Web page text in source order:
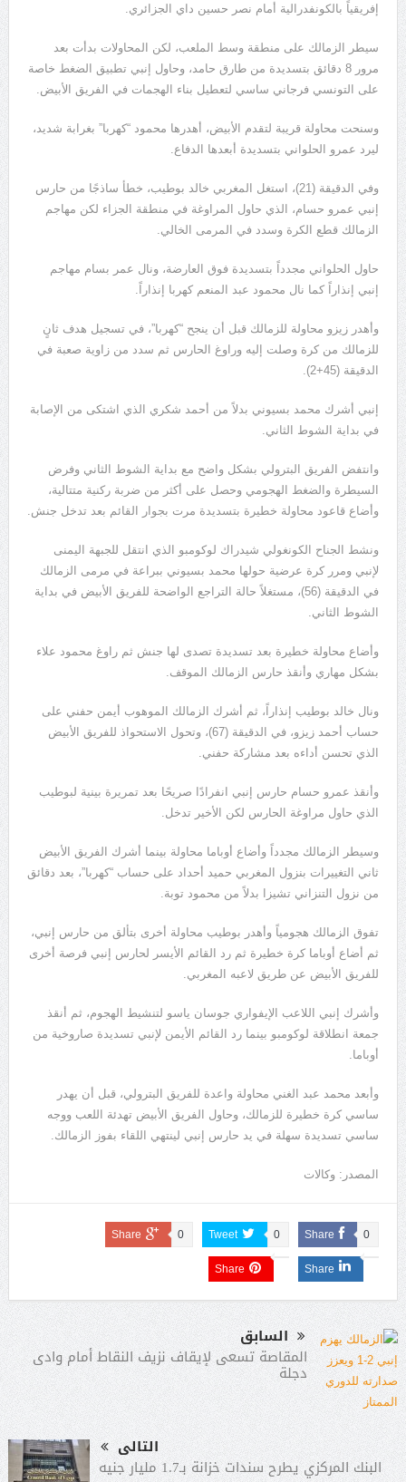
إفريقياً بالكونفدرالية أمام نصر حسين داي الجزائري.
سيطر الزمالك على منطقة وسط الملعب، لكن المحاولات بدأت بعد
مرور 8 دقائق بتسديدة من طارق حامد، وحاول إنبي تطبيق الضغط خاصة
على التونسي فرجاني ساسي لتعطيل بناء الهجمات في الفريق الأبيض.
وسنحت محاولة قريبة لتقدم الأبيض، أهدرها محمود “كهربا” بغرابة شديد،
ليرد عمرو الحلواني بتسديدة أبعدها الدفاع.
وفي الدقيقة (21)، استغل المغربي خالد بوطيب، خطأ ساذجًا من حارس
إنبي عمرو حسام، الذي حاول المراوغة في منطقة الجزاء لكن مهاجم
الزمالك قطع الكرة وسدد في المرمى الخالي.
حاول الحلواني مجدداً بتسديدة فوق العارضة، ونال عمر بسام مهاجم
إنبي إنذاراً كما نال محمود عبد المنعم كهربا إنذاراً.
وأهدر زيزو محاولة للزمالك قبل أن ينجح “كهربا”، في تسجيل هدف ثانٍ
للزمالك من كرة وصلت إليه وراوغ الحارس ثم سدد من زاوية صعبة في
الدقيقة (45+2).
إنبي أشرك محمد بسيوني بدلاً من أحمد شكري الذي اشتكى من الإصابة
في بداية الشوط الثاني.
وانتفض الفريق البترولي بشكل واضح مع بداية الشوط الثاني وفرض
السيطرة والضغط الهجومي وحصل على أكثر من ضربة ركنية متتالية،
وأضاع قاعود محاولة خطيرة بتسديدة مرت بجوار القائم بعد تدخل جنش.
ونشط الجناح الكونغولي شيدراك لوكومبو الذي انتقل للجبهة اليمنى
لإنبي ومرر كرة عرضية حولها محمد بسيوني ببراعة في مرمى الزمالك
في الدقيقة (56)، مستغلاً حالة التراجع الواضحة للفريق الأبيض في بداية
الشوط الثاني.
وأضاع محاولة خطيرة بعد تسديدة تصدى لها جنش ثم راوغ محمود علاء
بشكل مهاري وأنقذ حارس الزمالك الموقف.
ونال خالد بوطيب إنذاراً، ثم أشرك الزمالك الموهوب أيمن حفني على
حساب أحمد زيزو، في الدقيقة (67)، وتحول الاستحواذ للفريق الأبيض
الذي تحسن أداءه بعد مشاركة حفني.
وأنقذ عمرو حسام حارس إنبي انفرادًا صريحًا بعد تمريرة بينية لبوطيب
الذي حاول مراوغة الحارس لكن الأخير تدخل.
وسيطر الزمالك مجدداً وأضاع أوباما محاولة بينما أشرك الفريق الأبيض
ثاني التغييرات بنزول المغربي حميد أحداد على حساب “كهربا”، بعد دقائق
من نزول التنزاني تشيزا بدلاً من محمود توبة.
تفوق الزمالك هجومياً وأهدر بوطيب محاولة أخرى بتألق من حارس إنبي،
ثم أضاع أوباما كرة خطيرة ثم رد القائم الأيسر لحارس إنبي فرصة أخرى
للفريق الأبيض عن طريق لاعبه المغربي.
وأشرك إنبي اللاعب الإيفواري جوسان ياسو لتنشيط الهجوم، ثم أنقذ
جمعة انطلاقة لوكومبو بينما رد القائم الأيمن لإنبي تسديدة صاروخية من
أوباما.
وأبعد محمد عبد الغني محاولة واعدة للفريق البترولي، قبل أن يهدر
ساسي كرة خطيرة للزمالك، وحاول الفريق الأبيض تهدئة اللعب ووجه
ساسي تسديدة سهلة في يد حارس إنبي لينتهي اللقاء بفوز الزمالك.
المصدر: وكالات
Share 0
Tweet 0
Share 0
Share
Share
السابق
المقاصة تسعى لإيقاف نزيف النقاط أمام وادى
دجلة
التالى
البنك المركزي يطرح سندات خزانة بـ1.7 مليار جنيه